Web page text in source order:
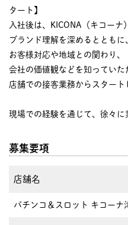
タート】
入社後は、KICONA（キコーナ
ブランド理解を深めるとともに
お客様対応や地域との関わり、
会社の価値観などを知っていた
店舗での接客業務からスタート
現場での経験を通じて、徐々に
募集要項
店舗名
パチンコ＆スロット キコーナ